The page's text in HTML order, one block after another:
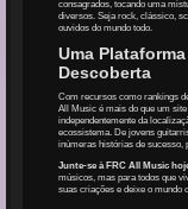
consagrados, tocando uma
diversos. Seja rock, clássico,
ouvidos do mundo todo.
Uma
Descoberta
Com recursos como rankings
All Music é mais do que um
independentemente da
ecossistema. De jovens
inúmeras histórias de sucesso,
Junte-se à FRC All Music
músicos, mas para todos que
suas criações e deixe o mundo